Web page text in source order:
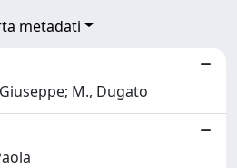
metadati
M., Dugato